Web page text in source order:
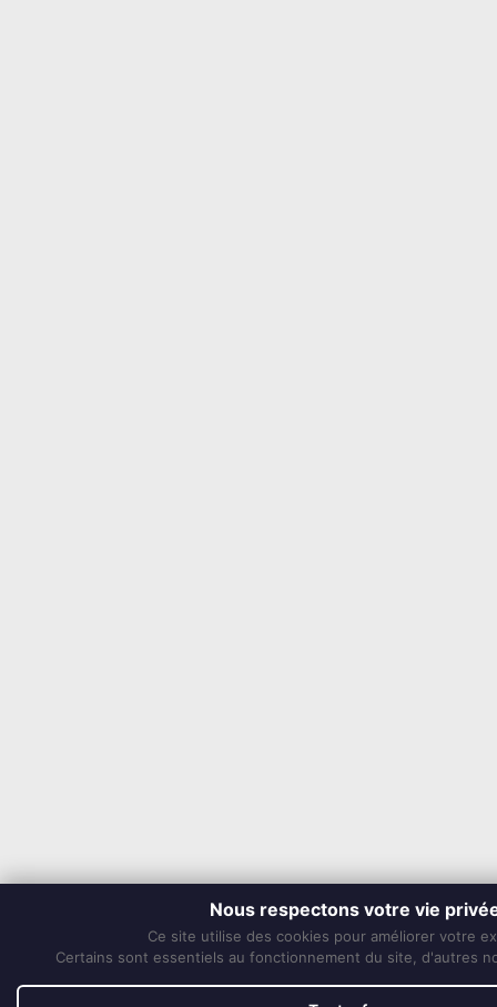
Nous respectons votre vie
Ce site utilise des cookies pour améliorer votre
Certains sont essentiels au fonctionnement du site, d'autres